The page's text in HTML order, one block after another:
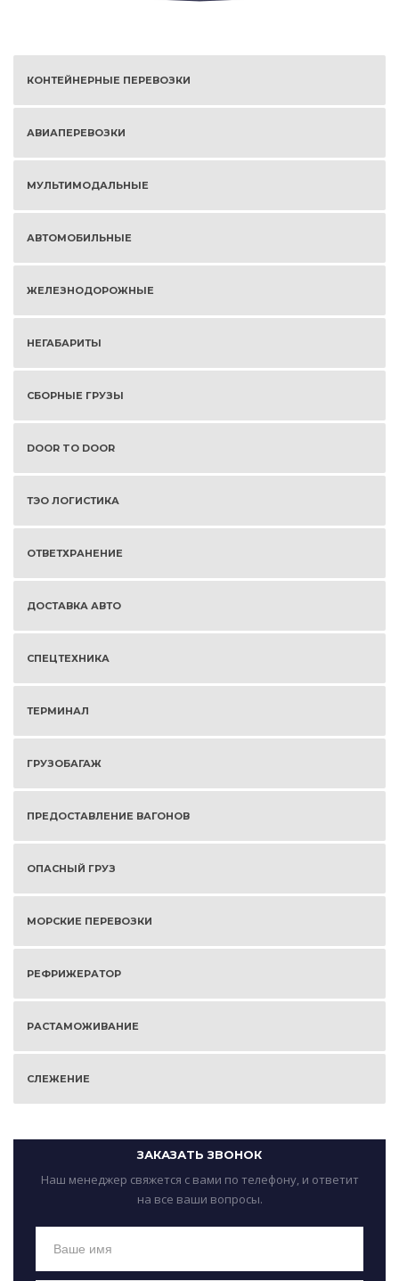
КОНТЕЙНЕРНЫЕ ПЕРЕВОЗКИ
АВИАПЕРЕВОЗКИ
МУЛЬТИМОДАЛЬНЫЕ
АВТОМОБИЛЬНЫЕ
ЖЕЛЕЗНОДОРОЖНЫЕ
НЕГАБАРИТЫ
СБОРНЫЕ ГРУЗЫ
DOOR TO DOOR
ТЭО ЛОГИСТИКА
ОТВЕТХРАНЕНИЕ
ДОСТАВКА АВТО
СПЕЦТЕХНИКА
ТЕРМИНАЛ
ГРУЗОБАГАЖ
ПРЕДОСТАВЛЕНИЕ ВАГОНОВ
ОПАСНЫЙ ГРУЗ
МОРСКИЕ ПЕРЕВОЗКИ
РЕФРИЖЕРАТОР
РАСТАМОЖИВАНИЕ
СЛЕЖЕНИЕ
ЗАКАЗАТЬ ЗВОНОК
Наш менеджер свяжется с вами по телефону, и ответит
на все ваши вопросы.